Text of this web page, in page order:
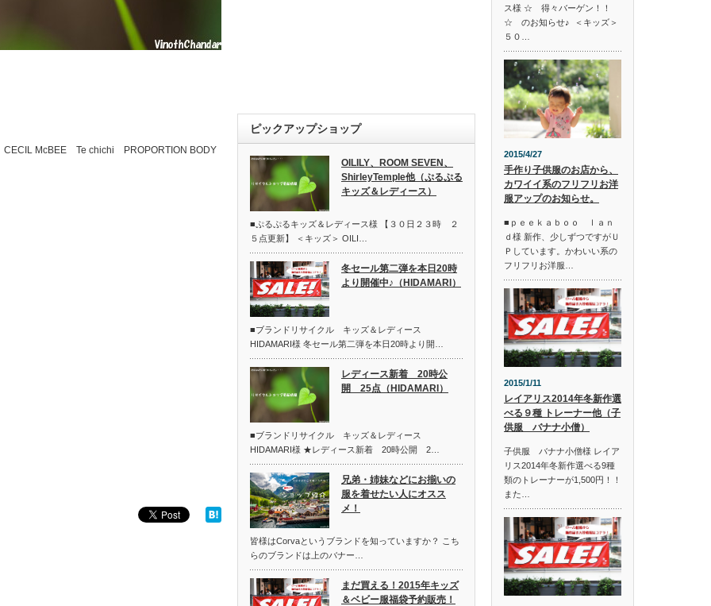
McBEE Te chichi PROPORTION BODY
ピックアップショップ
OILILY、ROOM SEVEN、
ShirleyTemple他（ぷるぷる
キッズ＆レディース）
■ぷるぷるキッズ＆レディース様 【３０日２３時 ２
５点更新】 ＜キッズ＞ OILI…
冬セール第二弾を本日20時
より開催中♪（HIDAMARI）
■ブランドリサイクル キッズ＆レディース
HIDAMARI様 冬セール第二弾を本日20時より開…
レディース新着 20時公
開 25点（HIDAMARI）
■ブランドリサイクル キッズ＆レディース
HIDAMARI様 ★レディース新着 20時公開 2…
兄弟・姉妹などにお揃いの
服を着せたい人にオスス
メ！
皆様はCorvaというブランドを知っていますか？ こち
らのブランドは上のバナー…
まだ買える！2015年キッズ
＆ベビー服福袋予約販売！
ス様 ☆ 得々バーゲン！！
☆ のお知らせ♪ ＜キッズ＞
５０…
2015/4/27
手作り子供服のお店から、
カワイイ系のフリフリお洋
服アップのお知らせ。
■ｐｅｅｋａｂｏｏ ｌａｎ
ｄ様 新作、少しずつですがＵ
Ｐしています。かわいい系の
フリフリお洋服…
2015/1/11
レイアリス2014年冬新作選
べる９種 トレーナー他（子
供服 バナナ小僧）
子供服 バナナ小僧様 レイア
リス2014年冬新作選べる9種
類のトレーナーが1,500円！！
また…